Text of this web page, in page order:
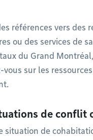
références vers des
ou des services de
du Grand
vous sur les
de conflit
situation de